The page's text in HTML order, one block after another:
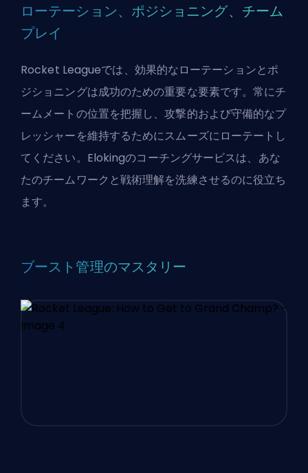
ローテーション、ポジショニング、チーム
プレイ
Rocket Leagueでは、効果的なローテーションとポ
ジショニングは成功のための重要な要素です。常にチ
ームメートの位置を把握し、攻撃的および守備的なプ
レッシャーを維持するためにスムーズにローテートし
てください。 Elokingのコーチングサービスは、あな
たのチームワークと戦術理解を洗練させるのに役立ち
ます。
ブースト管理のマスタリー